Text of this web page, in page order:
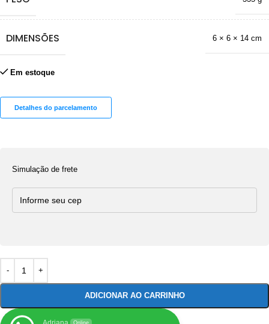
DIMENSÕES 6 × 6 × 14 cm
Em estoque
Detalhes do parcelamento
Simulação de frete
ADICIONAR AO CARRINHO
Online